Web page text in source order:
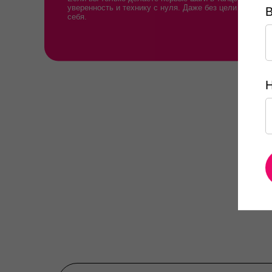
уверенность и технику с нуля. Даже без цели
себя.